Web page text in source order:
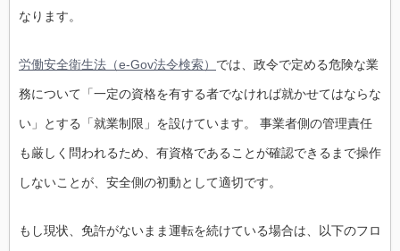
なります。
労働安全衛生法（e-Gov法令検索） では、政令で定める危険な業
務について「一定の資格を有する者でなければ就かせてはならな
い」とする「就業制限」を設けています。 事業者側の管理責任
も厳しく問われるため、有資格であることが確認できるまで操作
しないことが、安全側の初動として適切です。
もし現状、免許がないまま運転を続けている場合は、以下のフロ